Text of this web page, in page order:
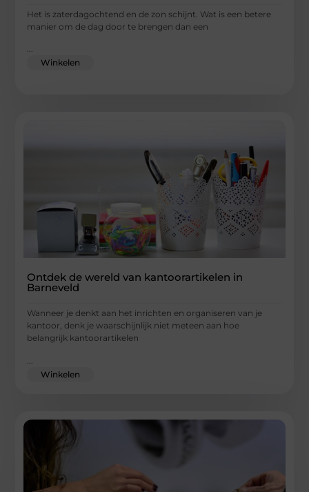
Het is zaterdagochtend en de zon schijnt. Wat is een betere
manier om de dag door te brengen dan een
...
Winkelen
Ontdek de wereld van kantoorartikelen in
Barneveld
Wanneer je denkt aan het inrichten en organiseren van je
kantoor, denk je waarschijnlijk niet meteen aan hoe
belangrijk kantoorartikelen
Winkelen